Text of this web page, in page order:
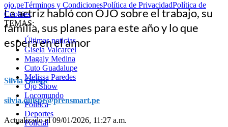
ojo.peTérminos y CondicionesPolítica de PrivacidadPolítica de
Cookies
TEMAS:
Últimas noticias
Gisela Valcarcel
Magaly Medina
Cuto Guadalupe
Melissa Paredes
Ojo Show
Locomundo
Política
Deportes
Policial
La actriz habló con OJO sobre el trabajo, su
familia, sus planes para este año y lo que
espera en el amor
Silvia Quispe
silvia.quispe@prensmart.pe
Actualizado el 09/01/2026, 11:27 a.m.